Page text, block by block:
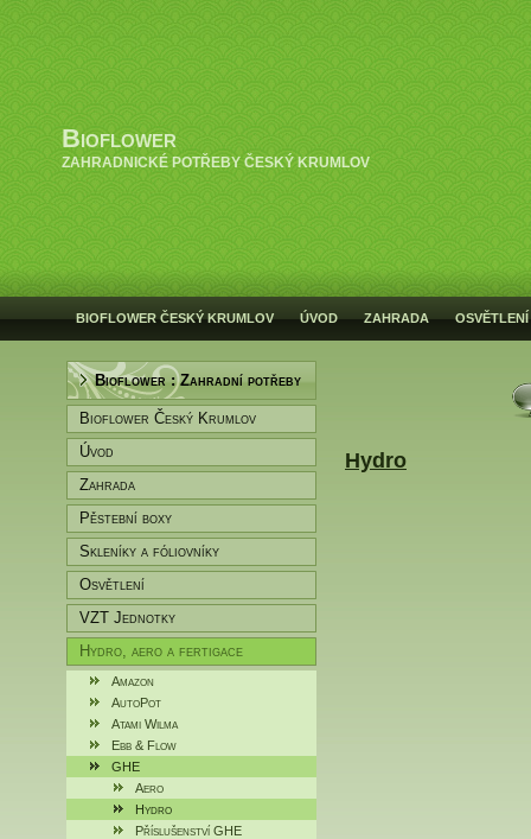
Bioflower
ZAHRADNICKÉ POTŘEBY ČESKÝ KRUMLOV
BIOFLOWER ČESKÝ KRUMLOV ÚVOD ZAHRADA OSVĚTLENÍ
Bioflower : Zahradní potřeby
Bioflower Český Krumlov
Úvod
Zahrada
Pěstební boxy
Skleníky a fóliovníky
Osvětlení
VZT Jednotky
Hydro, aero a fertigace
Amazon
AutoPot
Atami Wilma
Ebb & Flow
GHE
Aero
Hydro
Příslušenství GHE
Hydro